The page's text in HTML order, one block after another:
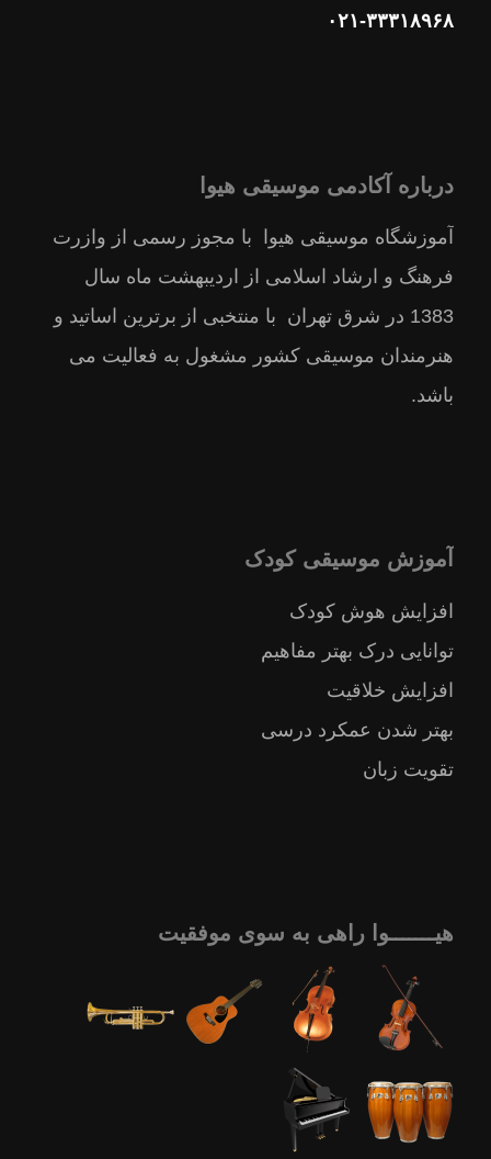
۰۲۱-۳۳۳۱۸۹۶۸
درباره آکادمی موسیقی هیوا
آموزشگاه موسیقی هیوا با مجوز رسمى از وازرت
فرهنگ و ارشاد اسلامى از ارديبهشت ماه سال
1383 در شرق تهران با منتخبى از برترين اساتيد و
هنرمندان موسيقى كشور مشغول به فعالیت می
باشد.
آموزش موسیقی کودک
افزایش هوش کودک
توانایی درک بهتر مفاهیم
افزایش خلاقیت
بهتر شدن عمکرد درسی
تقویت زبان
هیـــــــوا راهی به سوی موفقیت